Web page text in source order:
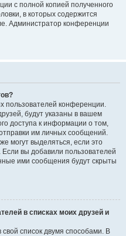
с полной копией полученного
в которых содержится
Администратор конференции
пользователей конференции.
будут указаны в вашем
доступа к информации о том,
им личных сообщений.
могут выделяться, если это
вы добавили пользователей
ими сообщения будут скрыты
в списках моих друзей и
список двумя способами. В